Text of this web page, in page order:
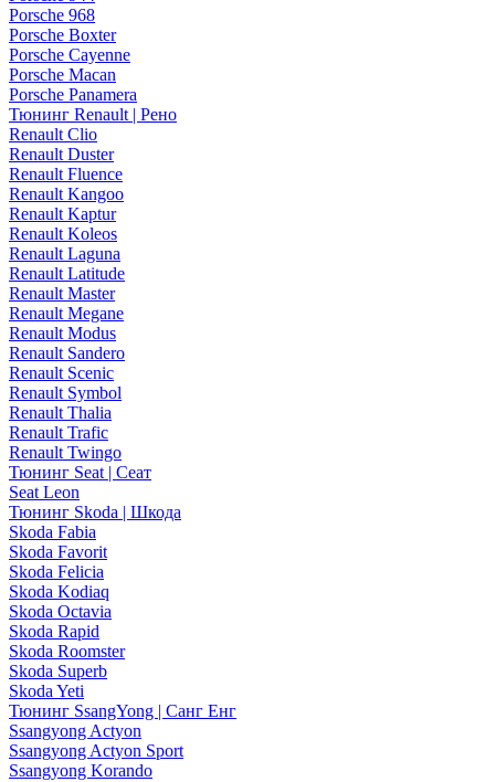
Porsche 968
Porsche Boxter
Porsche Cayenne
Porsche Macan
Porsche Panamera
Тюнинг Renault | Рено
Renault Clio
Renault Duster
Renault Fluence
Renault Kangoo
Renault Kaptur
Renault Koleos
Renault Laguna
Renault Latitude
Renault Master
Renault Megane
Renault Modus
Renault Sandero
Renault Scenic
Renault Symbol
Renault Thalia
Renault Trafic
Renault Twingo
Тюнинг Seat | Сеат
Seat Leon
Тюнинг Skoda | Шкода
Skoda Fabia
Skoda Favorit
Skoda Felicia
Skoda Kodiaq
Skoda Octavia
Skoda Rapid
Skoda Roomster
Skoda Superb
Skoda Yeti
Тюнинг SsangYong | Санг Енг
Ssangyong Actyon
Ssangyong Actyon Sport
Ssangyong Korando